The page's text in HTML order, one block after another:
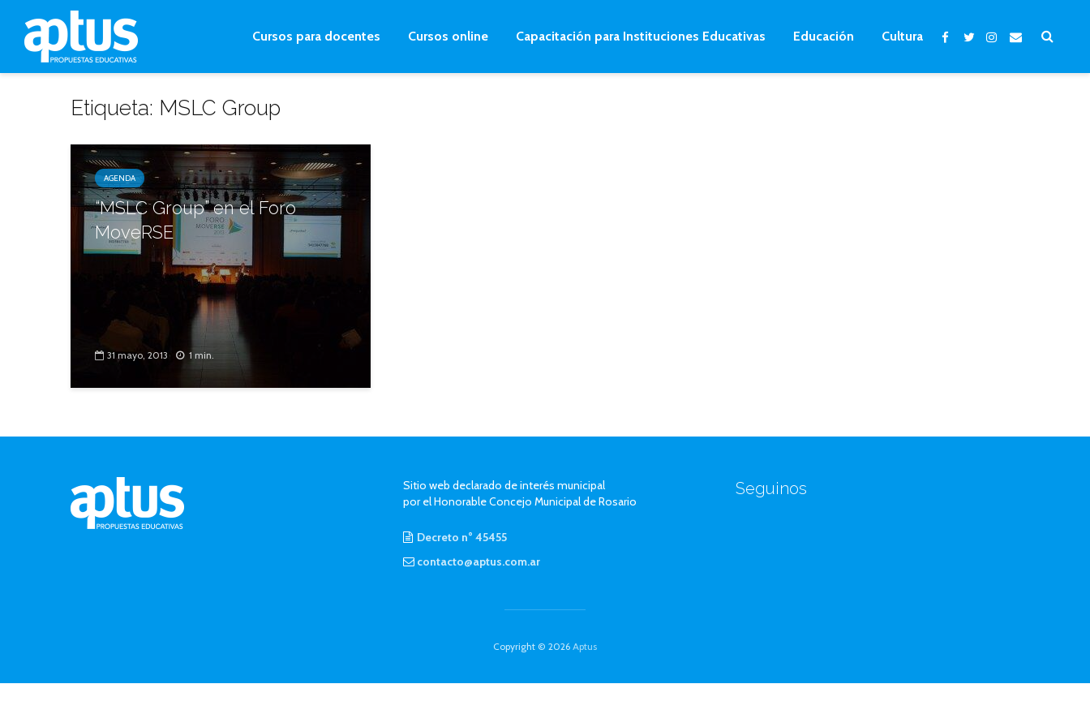
Cursos para docentes Cursos online Capacitación para Instituciones Educativas Educación Cultura
Etiqueta: MSLC Group
AGENDA
“MSLC Group” en el Foro
MoveRSE
31 mayo, 2013 1 min.
Sitio web declarado de interés municipal
por el Honorable Concejo Municipal de Rosario
Decreto n° 45455
contacto@aptus.com.ar
Seguinos
Copyright © 2026 Aptus